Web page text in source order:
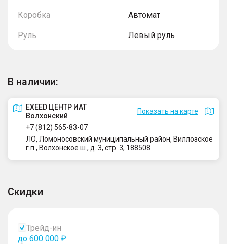
Коробка Автомат
Руль Левый руль
В наличии:
EXEED ЦЕНТР ИАТ
Волхонский
Показать на карте
+7 (812) 565-83-07
ЛО, Ломоносовский муниципальный район, Виллозское
г.п., Волхонское ш., д. 3, стр. 3, 188508
Скидки
Трейд-ин
до 600 000 ₽